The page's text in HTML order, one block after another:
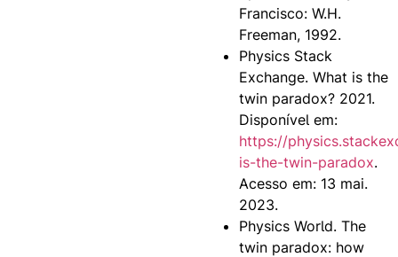
Francisco: W.H.
Freeman, 1992.
Physics Stack
Exchange. What is the
twin paradox? 2021.
Disponível em:
https://
is-the-twin-paradox.
Acesso em: 13 mai.
2023.
Physics World. The
twin paradox: how